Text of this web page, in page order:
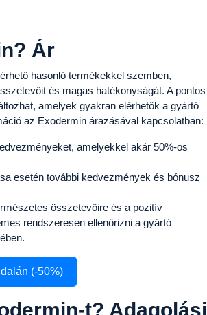
Ár
hasonló termékekkel szemben,
és magas hatékonyságát. A pontos
amelyek gyakran elérhetők a gyártó
az Exodermin árazásával kapcsolatban:
amelyekkel akár 50%-os
esetén további kedvezmények és bónusz
összetevőire és a pozitív
rendszeresen ellenőrizni a gyártó
(-50%)
t? Adagolási